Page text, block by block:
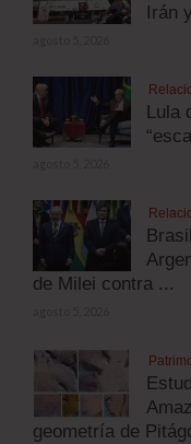
Irán
Lula
de Milei contra ...
geometría de